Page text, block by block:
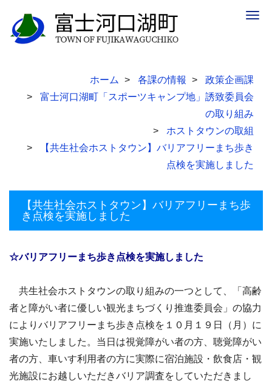
ホーム 各課の情報
政策企画課
富士河口湖町「スポーツキャンプ地」誘致委員会
の取り組み
ホストタウンの取組
【共生社会ホストタウン】バリアフリーまち歩き
点検を実施しました
【共生社会ホストタウン】バリアフリーまち歩
き点検を実施しました
☆バリアフリーまち歩き点検を実施しました
共生社会ホストタウンの取り組みの一つとして、「高齢
者と障がい者に優しい観光まちづくり推進委員会」の協力
によりバリアフリーまち歩き点検を１０月１９日（月）に
実施いたしました。当日は視覚障がい者の方、聴覚障がい
者の方、車いす利用者の方に実際に宿泊施設・飲食店・観
光施設にお越しいただきバリア調査をしていただきまし